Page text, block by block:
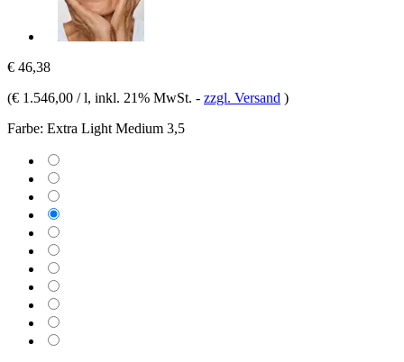
€ 46,38
(€ 1.546,00 / l, inkl. 21% MwSt. - zzgl. Versand )
Farbe: Extra Light Medium 3,5